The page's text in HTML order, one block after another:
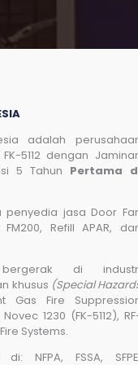
adalah
5112 dengan
5 Tahun Pertama
jasa Door
Refill APAR,
bergerak di
khusus (Special
Gas Fire
1230 (FK-5112),
Systems.
NFPA, FSSA,